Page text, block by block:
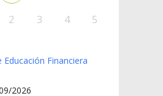
2 3 4 5
Educación Financiera
2026